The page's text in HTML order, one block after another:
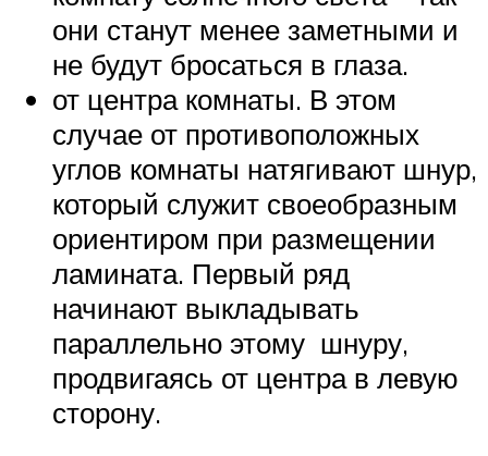
они станут менее заметными и
не будут бросаться в глаза.
от центра комнаты. В этом
случае от противоположных
углов комнаты натягивают шнур,
который служит своеобразным
ориентиром при размещении
ламината. Первый ряд
начинают выкладывать
параллельно этому шнуру,
продвигаясь от центра в левую
сторону.